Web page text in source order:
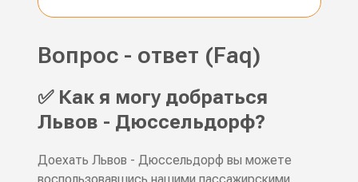
Вопрос - ответ (Faq)
✅ Как я могу добраться
Львов - Дюссельдорф?
Доехать Львов - Дюссельдорф вы можете